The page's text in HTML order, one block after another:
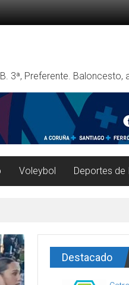
3ª, Preferente.
Voleybol Deportes de
Destacado